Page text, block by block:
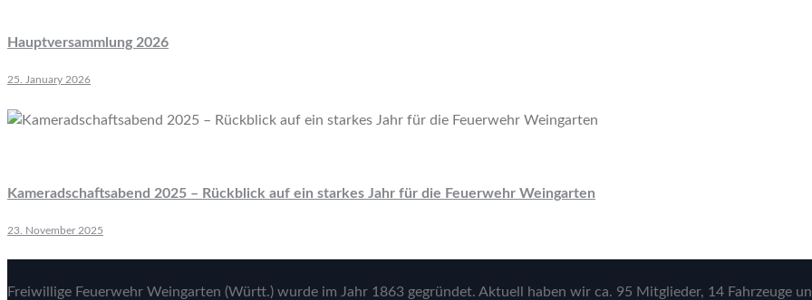
Hauptversammlung 2026
25. January 2026
Kameradschaftsabend 2025 – Rückblick auf ein starkes Jahr für die Feuerwehr Weingarten
23. November 2025
Freiwillige Feuerwehr Weingarten (Württ.) wurde im Jahr 1863 gegründet. Aktuell haben wir ca. 95 Mitglieder, 14 Fahrzeuge